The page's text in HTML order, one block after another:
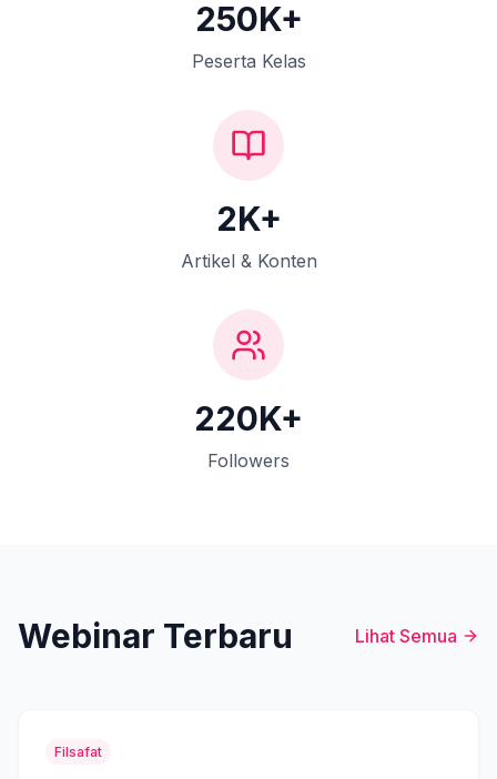
250K+
Peserta Kelas
2K+
Artikel & Konten
220K+
Followers
Webinar Terbaru Lihat Semua
Filsafat